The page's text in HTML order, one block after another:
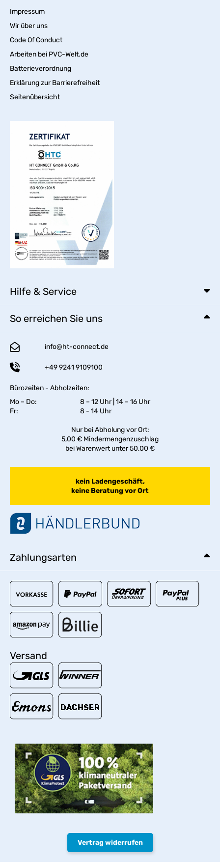
Impressum
Wir über uns
Code Of Conduct
Arbeiten bei PVC-Welt.de
Batterieverordnung
Erklärung zur Barrierefreiheit
Seitenübersicht
Hilfe & Service
So erreichen Sie uns
info@ht-connect.de
+49 9241 9109100
Bürozeiten - Abholzeiten:
Mo – Do:
8 – 12 Uhr | 14 – 16 Uhr
Fr:
8 - 14 Uhr
Nur bei Abholung vor Ort:
5,00 € Mindermengenzuschlag
bei Warenwert unter 50,00 €
kein Ladengeschäft,
keine Beratung vor Ort
Zahlungsarten
Versand
Vertrag widerrufen